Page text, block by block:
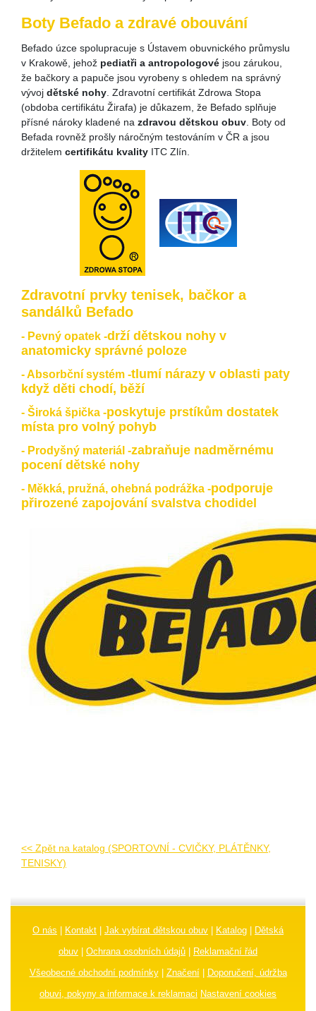
Boty Befado a zdravé obouvání
Befado úzce spolupracuje s Ústavem obuvnického průmyslu
v Krakowě, jehož pediatři a antropologové jsou zárukou,
že bačkory a papuče jsou vyrobeny s ohledem na správný
vývoj dětské nohy . Zdravotní certifikát Zdrowa Stopa
(obdoba certifikátu Žirafa) je důkazem, že Befado splňuje
přísné nároky kladené na zdravou dětskou obuv . Boty od
Befada rovněž prošly náročným testováním v ČR a jsou
držitelem certifikátu kvality ITC Zlín.
Zdravotní prvky tenisek, bačkor a
sandálků Befado
- Pevný opatek -drží dětskou nohy v
anatomicky správné poloze
- Absorbční systém -tlumí nárazy v oblasti paty
když děti chodí, běží
- Široká špička -poskytuje prstíkům dostatek
místa pro volný pohyb
- Prodyšný materiál -zabraňuje nadměrnému
pocení dětské nohy
- Měkká, pružná, ohebná podrážka -podporuje
přirozené zapojování svalstva chodidel
<< Zpět na katalog (SPORTOVNÍ - CVIČKY, PLÁTĚNKY,
TENISKY)
O nás Kontakt Jak vybírat dětskou obuv Katalog
Dětská
obuv
Ochrana osobních údajů
Reklamační řád
Všeobecné obchodní podmínky| Značení|
Doporučení, údržba
obuvi, pokyny a informace k reklamaci Nastavení cookies